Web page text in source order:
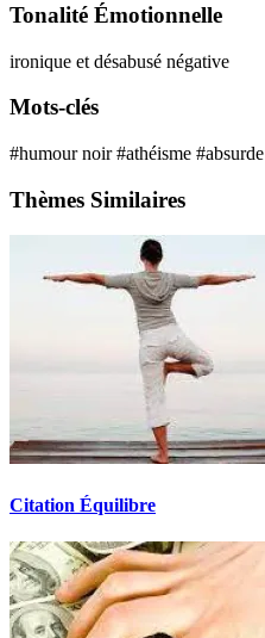
Tonalité Émotionnelle
ironique et désabusé négative
Mots-clés
#humour noir#athéisme #absurde
Thèmes Similaires
Citation Équilibre